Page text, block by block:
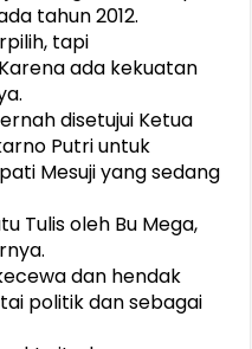
tahun 2012.
tapi
ada kekuatan
disetujui Ketua
Putri untuk
Mesuji yang sedang
Tulis oleh Bu Mega,
dan hendak
politik dan sebagai